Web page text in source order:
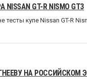
GT-R NISMO GT3
купе Nissan GT-R
НА РОССИЙСКОМ